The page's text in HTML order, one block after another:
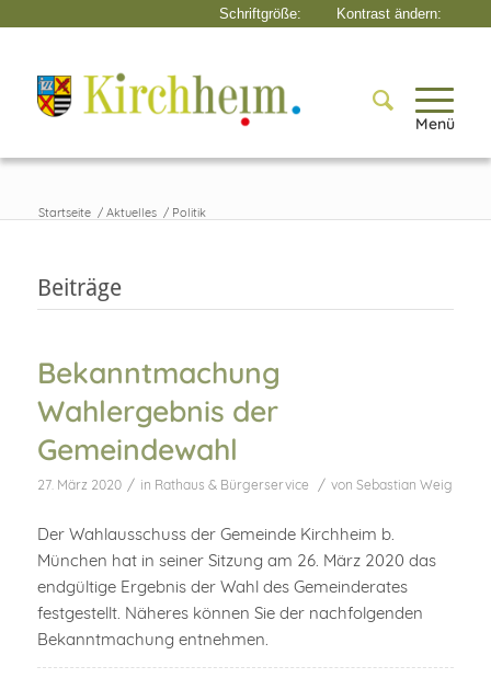
Menü
Startseite / Aktuelles / Politik
Beiträge
Bekanntmachung
Wahlergebnis der
Gemeindewahl
27. März 2020 / in Rathaus & Bürgerservice / von Sebastian Weig
Der Wahlausschuss der Gemeinde Kirchheim b.
München hat in seiner Sitzung am 26. März 2020 das
endgültige Ergebnis der Wahl des Gemeinderates
festgestellt. Näheres können Sie der nachfolgenden
Bekanntmachung entnehmen.